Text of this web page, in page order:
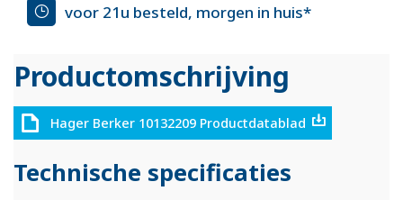
voor 21u besteld, morgen in huis*
Productomschrijving
Hager Berker 10132209 Productdatablad
Technische specificaties